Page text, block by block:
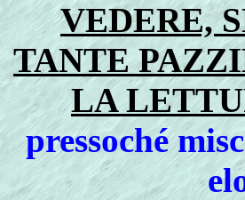
VEDERE,
TANTE
LA
pressoché